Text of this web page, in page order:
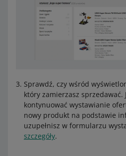
Sprawdź, czy wśród
który zamierzasz sprzedawać.
kontynuować wystawianie
nowy produkt na podstawie
uzupełnisz w formularzu
szczegóły.